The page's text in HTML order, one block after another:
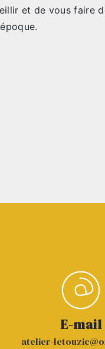
et de vous faire
E-mail
atelier-